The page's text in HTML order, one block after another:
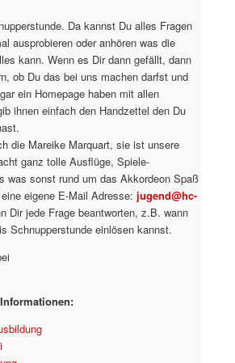
Da kannst Du alles Fragen
ausprobieren oder anhören was die
kann. Wenn es Dir dann gefällt, dann
ob Du das bei uns machen darfst und
ein Homepage haben mit allen
ihnen einfach den Handzettel den Du
die Mareike Marquart, sie ist unsere
ganz tolle Ausflüge, Spiele-
was sonst rund um das Akkordeon Spaß
eigene E-Mail Adresse: jugend@hc-
Dir jede Frage beantworten, z.B. wann
Schnupperstunde einlösen kannst.